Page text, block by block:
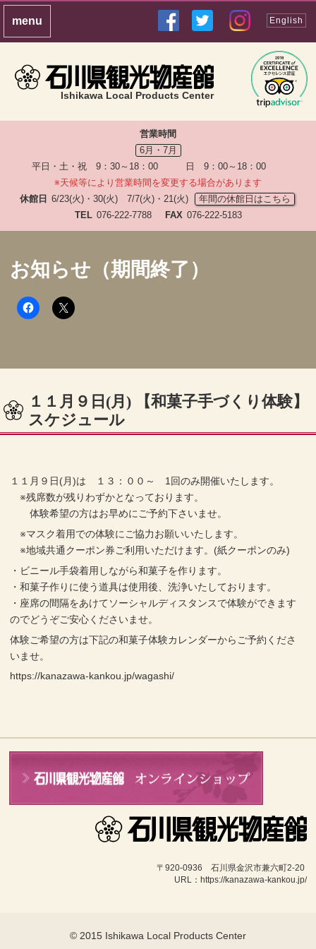
Ishikawa Local Products Center
English
営業時間
6月・7月
平日・土・祝 9：30～18：00 日 9：00～18：00
※天候等により営業時間を変更する場合があります
休館日 6/23(火)・30(火) 7/7(火)・21(火)
年間の休館日はこちら
TEL 076-222-7788 FAX 076-222-5183
お知らせ（期間終了）
１１月９日(月) 【和菓子手づくり体験】
スケジュール
１１月９日(月)は １３：００～ 1回のみ開催いたします。
※残席数が残りわずかとなっております。
体験希望の方はお早めにご予約下さいませ。
※マスク着用での体験にご協力お願いいたします。
※地域共通クーポン券ご利用いただけます。(紙クーポンのみ)
・ビニール手袋着用しながら和菓子を作ります。
・和菓子作りに使う道具は使用後、洗浄いたしております。
・座席の間隔をあけてソーシャルディスタンスで体験ができます
のでどうぞご安心くださいませ。
体験ご希望の方は下記の和菓子体験カレンダーからご予約くださ
いませ。
https://kanazawa-kankou.jp/wagashi/
〒920-0936　石川県金沢市兼六町2-20
URL：https://kanazawa-kankou.jp/
© 2015 Ishikawa Local Products Center